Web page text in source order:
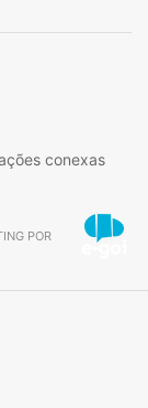
conexas
POR